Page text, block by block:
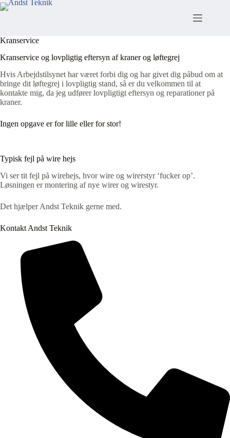
Fortsæt
til
Kranservice
Kranservice og lovpligtig eftersyn af kraner og løftegrej
Hvis Arbejdstilsynet har været forbi dig og har givet dig påbud om at
bringe dit løftegrej i lovpligtig stand, så er du velkommen til at
kontakte mig, da jeg udfører lovpligtigt eftersyn og reparationer på
kraner.
Ingen opgave er for lille eller for stor!
Typisk fejl på wire hejs
Vi ser tit fejl på wirehejs, hvor wire og wirerstyr ‘fucker op’.
Løsningen er montering af nye wirer og wirestyr.
Det hjælper Andst Teknik gerne med.
Kontakt Andst Teknik